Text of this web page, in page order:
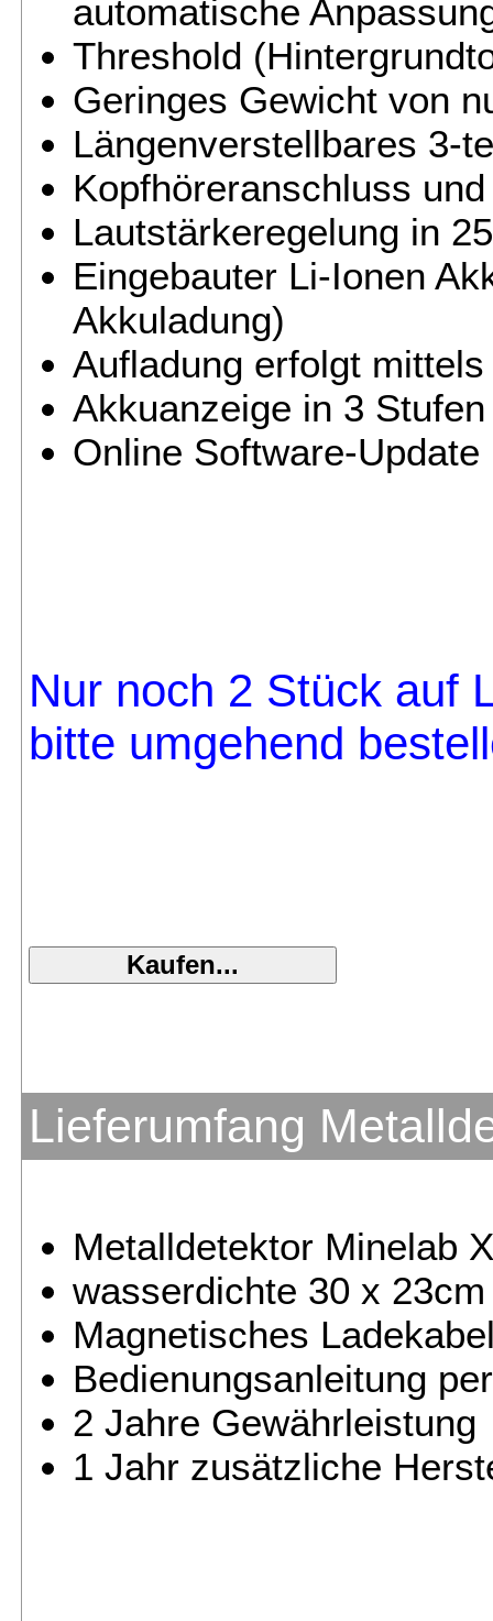
automatische
Threshold
Geringes Gewicht von
Längenverstellbares 3-
Kopfhöreranschluss
Lautstärkeregelung in
Eingebauter Li-Ionen
Akkuladung)
Aufladung erfolgt
Akkuanzeige in 3 Stufen
Online Software-Update
Nur noch 2 Stück auf
bitte umgehend
Lieferumfang
Metalldetektor Minelab
wasserdichte 30 x
Magnetisches
Bedienungsanleitung
2 Jahre Gewährleistung
1 Jahr zusätzliche